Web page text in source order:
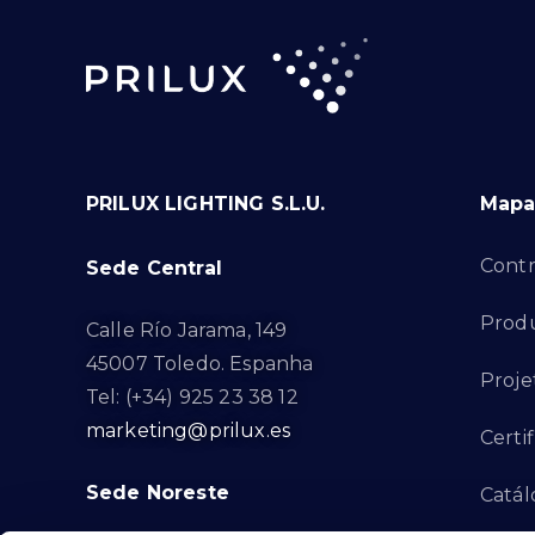
PRILUX LIGHTING S.L.U.
Sede Central
Calle Río Jarama, 149
45007 Toledo. Espanha
Tel: (+34) 925 23 38 12
marketing@prilux.es
Sede Noreste